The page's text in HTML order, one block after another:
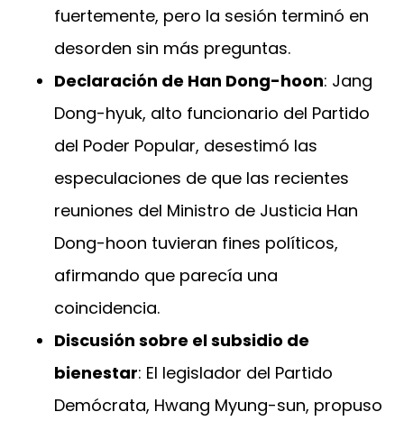
fuertemente, pero la sesión terminó en
desorden sin más preguntas.
Declaración de Han Dong-hoon: Jang
Dong-hyuk, alto funcionario del Partido
del Poder Popular, desestimó las
especulaciones de que las recientes
reuniones del Ministro de Justicia Han
Dong-hoon tuvieran fines políticos,
afirmando que parecía una
coincidencia.
Discusión sobre el subsidio de
bienestar: El legislador del Partido
Demócrata, Hwang Myung-sun, propuso